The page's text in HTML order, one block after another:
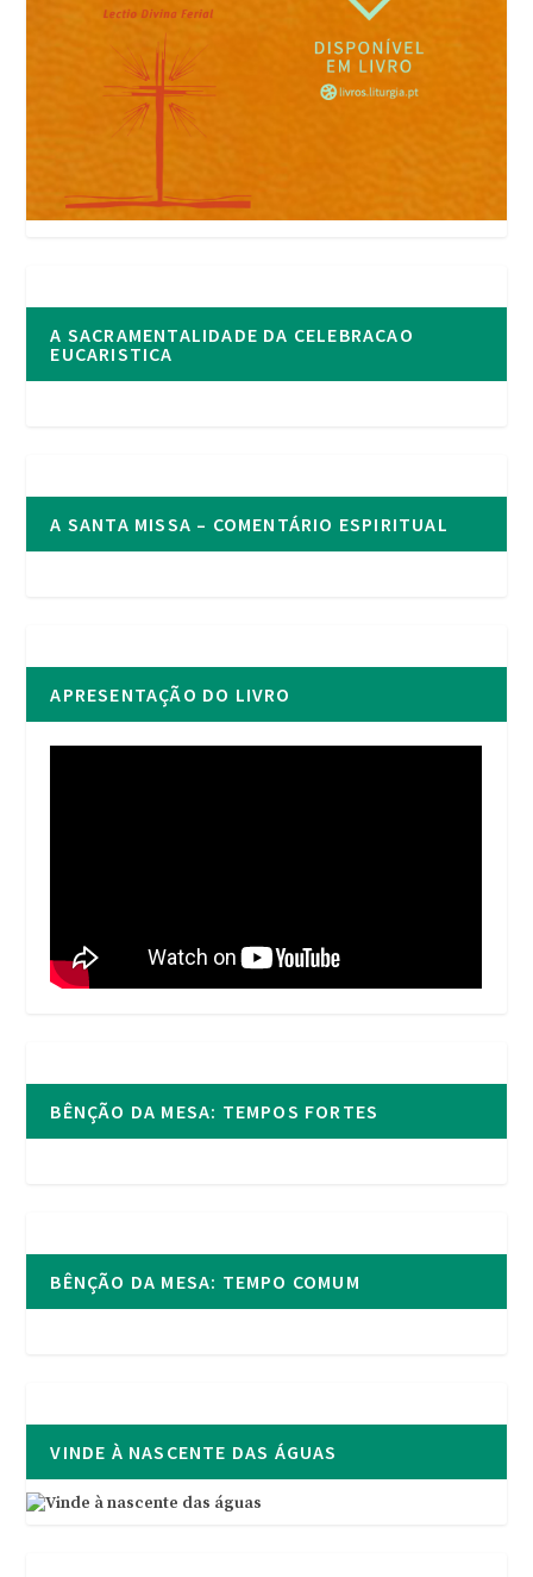
A SACRAMENTALIDADE DA CELEBRACAO
EUCARISTICA
A SANTA MISSA – COMENTÁRIO ESPIRITUAL
APRESENTAÇÃO DO LIVRO
BÊNÇÃO DA MESA: TEMPOS FORTES
BÊNÇÃO DA MESA: TEMPO COMUM
VINDE À NASCENTE DAS ÁGUAS